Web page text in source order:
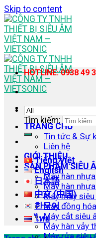
Skip to content
TRANG CHỦ
Tin tức & Sự
Liên hệ
GIỚI THIỆU
SẢN PHẨM SIÊU
Máy hàn
Máy hàn
Máy may
Máy đồng
Máy cắt siêu
Máy hàn vảy
Máy rửa siêu
HOTLINE: 0938 49
Tìm kiếm:
Tiếng Việt
English
日本語
中文 (中国)
한국어
ไทย